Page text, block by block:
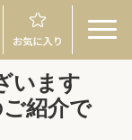
います
紹介で